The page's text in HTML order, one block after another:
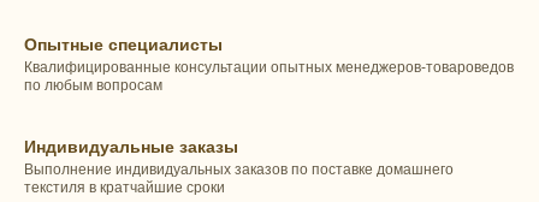
Опытные специалисты
Квалифицированные консультации опытных менеджеров-товароведов
по любым вопросам
Индивидуальные заказы
Выполнение индивидуальных заказов по поставке домашнего
текстиля в кратчайшие сроки